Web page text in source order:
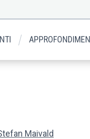
Maivald